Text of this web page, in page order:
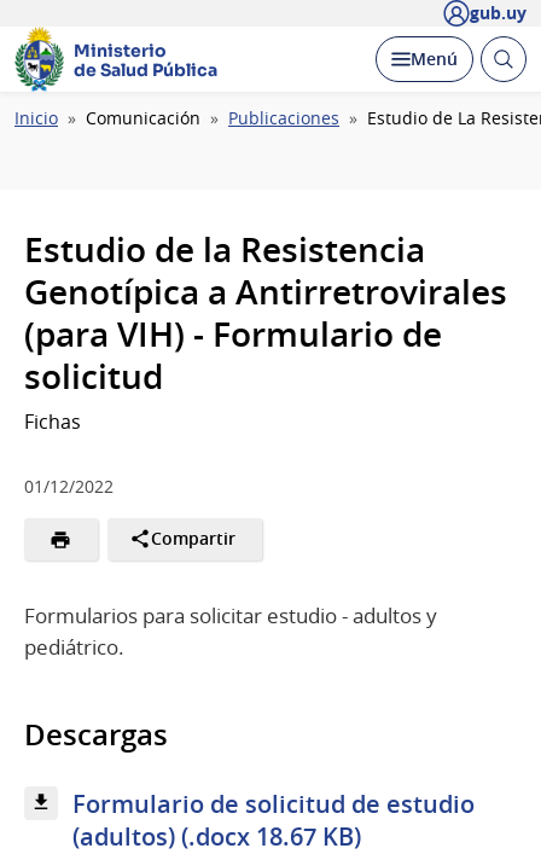
gub.uy
Ministerio
de Salud Pública
Desplegar
Menú Abrir
Ruta
Inicio Comunicación Publicaciones Estudio de La
Estudio de la Resistencia
Genotípica a Antirretrovirales
(para VIH) - Formulario de
solicitud
Fichas
01/12/2022
Compartir
Formularios para solicitar estudio - adultos y
pediátrico.
Descargas
Formulario de solicitud de estudio
(adultos) (.docx 18.67 KB)